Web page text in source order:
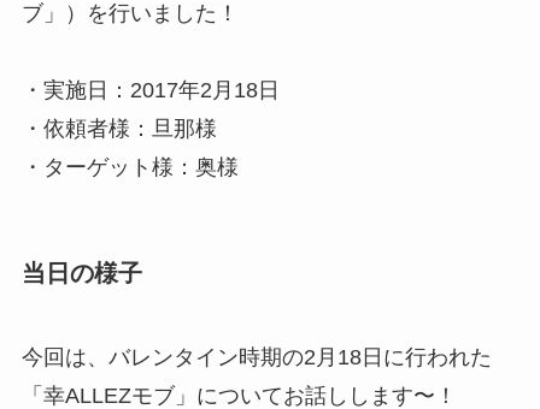
ブ」）を行いました！
・実施日：2017年2月18日
・依頼者様：旦那様
・ターゲット様：奥様
当日の様子
今回は、バレンタイン時期の2月18日に行われた
「幸ALLEZモブ」についてお話しします〜！